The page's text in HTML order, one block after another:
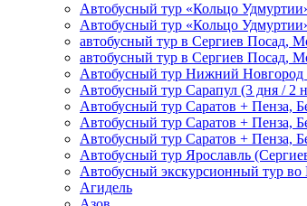
Автобусный тур «Кольцо
Автобусный тур «Кольцо
автобусный тур в Сергиев Посад,
автобусный тур в Сергиев Посад,
Автобусный тур Нижний Новгород
Автобусный тур Сарапул (3 дня / 2
Автобусный тур Саратов + Пенза,
Автобусный тур Саратов + Пенза,
Автобусный тур Саратов + Пенза,
Автобусный тур Ярославль
Автобусный экскурсионный тур
Агидель